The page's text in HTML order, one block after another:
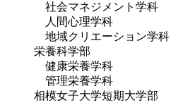
社会マネジメント学科
人間心理学科
地域クリエーション学科
栄養科学部
健康栄養学科
管理栄養学科
相模女子大学短期大学部